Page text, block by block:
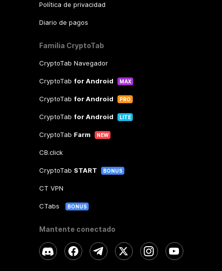
Política de privacidad
Diario de pagos
Familia CryptoTab
CryptoTab Navegador
CryptoTab for Android MAX
CryptoTab for Android PRO
CryptoTab for Android LITE
CryptoTab Farm NEW
CB.click
CryptoTab START BONUS
CT VPN
CTabs BONUS
Mantente conectado